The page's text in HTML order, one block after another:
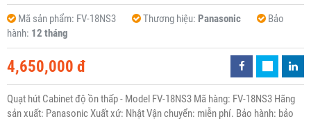
Mã sản phẩm: FV-18NS3 Thương hiệu: Panasonic
Bảo
hành: 12 tháng
4,650,000 đ
Quạt hút Cabinet độ ồn thấp - Model FV-18NS3 Mã hàng: FV-18NS3 Hãng
sản xuất: Panasonic Xuất xứ: Nhật Vận chuyển: miễn phí. Bảo hành: bảo